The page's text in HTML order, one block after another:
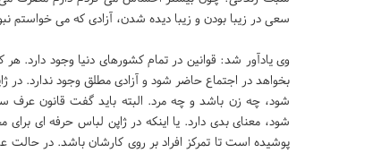
سعی در زیبا بودن و زیبا دیده شدن، آزادی که می خواستم
وی یادآور شد: قوانین در تمام کشورهای دنیا وجود
بخواهد در اجتماع حاضر شود و آزادی مطلق وجود ندارد. در
شود، چه زن باشد و چه مرد. البته باید گفت قانون عرف
شود، معنای بدی دارد. یا اینکه در ژاپن لباس حرفه ای
پوشیده است تا تمرکز افراد بر روی کارشان باشد. در